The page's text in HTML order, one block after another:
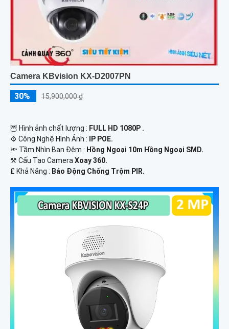
Camera KBvision KX-D2007PN
30% 15,900,000 ₫
🦉 Hình ảnh chất lượng : FULL HD 1080P .
⚙ Công Nghệ Hình Ảnh :
IP POE.
🔦 Tầm Nhìn Ban Đêm : Hồng Ngoại 10m Hồng Ngoại SMD.
⚒ Cấu Tạo Camera Xoay 360.
️₤ Khả Năng : Báo Động Chống Trộm PIR.